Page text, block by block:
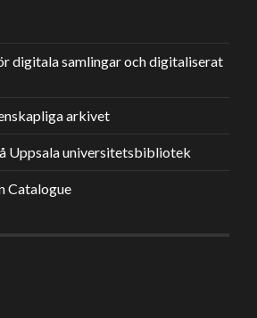
digitala samlingar och digitaliserat
arkivet
Uppsala universitetsbibliotek
Catalogue